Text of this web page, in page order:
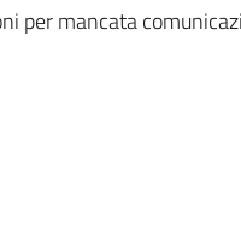
per mancata